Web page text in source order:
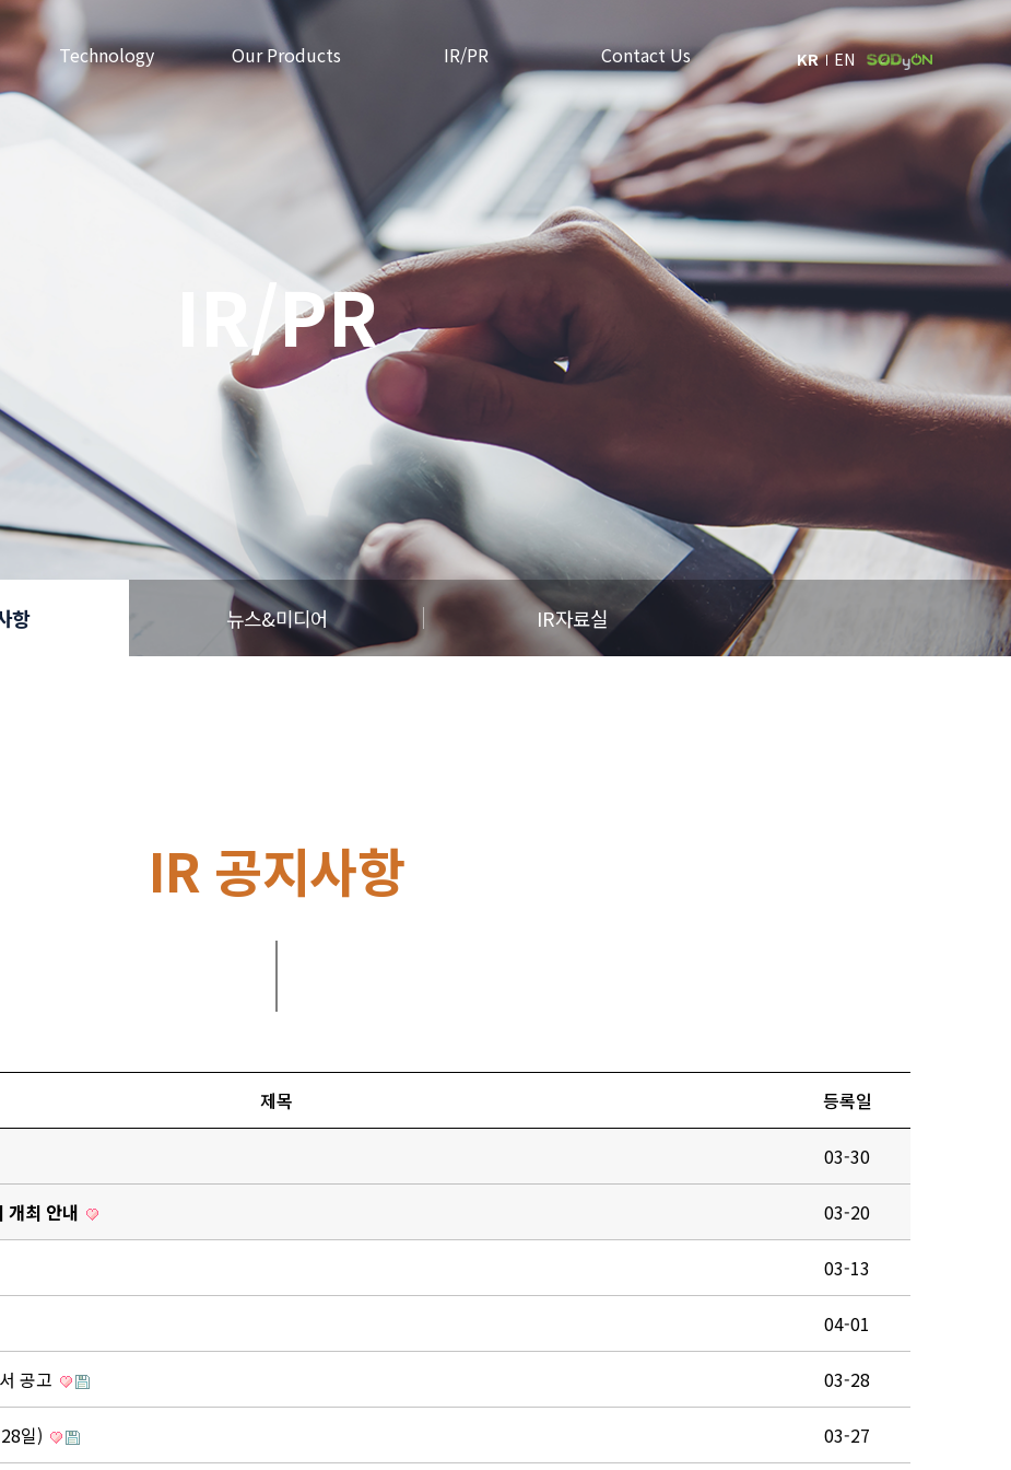
Technology Our Products IR/PR Contact Us KR EN
IR/PR
항 뉴스&미디어 IR자료실
IR 공지사항
제목 등록일
03-30
개최 안내 03-20
03-13
04-01
공고 03-28
일) 03-27